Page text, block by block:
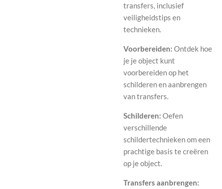
transfers, inclusief
veiligheidstips en
technieken.
Voorbereiden: Ontdek hoe
je je object kunt
voorbereiden op het
schilderen en aanbrengen
van transfers.
Schilderen: Oefen
verschillende
schildertechnieken om een
prachtige basis te creëren
op je object.
Transfers aanbrengen: